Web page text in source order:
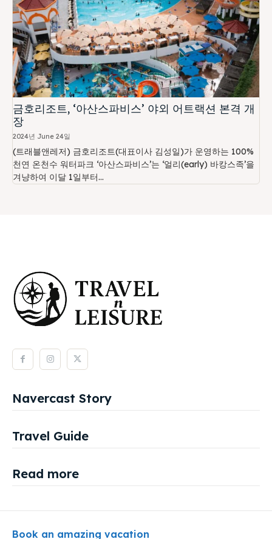
금호리조트, ‘아산스파비스’ 야외 어트랙션 본격 개
장
2024년 June 24일
(트래블앤레저) 금호리조트(대표이사 김성일)가 운영하는 100%
천연 온천수 워터파크 ‘아산스파비스’는 ‘얼리(early) 바캉스족’을
겨냥하여 이달 1일부터...
Navercast Story
Travel Guide
Read more
Book an amazing vacation